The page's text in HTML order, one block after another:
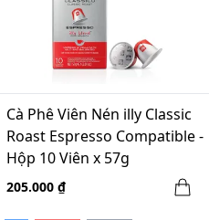
Cà Phê Viên Nén illy Classic
Roast Espresso Compatible -
Hộp 10 Viên x 57g
205.000 ₫